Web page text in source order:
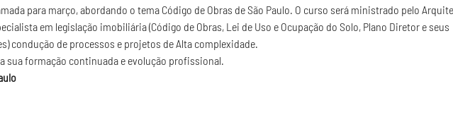
para março, abordando o tema Código de Obras de São Paulo. O curso será ministrado pelo
em legislação imobiliária (Código de Obras, Lei de Uso e Ocupação do Solo, Plano Diretor e seus
condução de processos e projetos de Alta complexidade.
sua formação continuada e evolução profissional.